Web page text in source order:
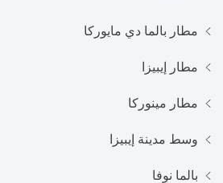
مطار بالما دي مايوركا
مطار إيبيزا
مطار مينوركا
وسط مدينة إيبيزا
بالما نوفا